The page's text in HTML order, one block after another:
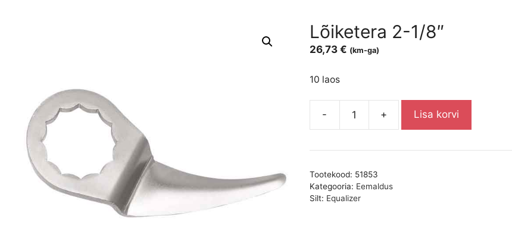
Lõiketera 2-1/8″
26,73 € (km-ga)
10 laos
-
1/8"
+ Lisa korvi
Tootekood: 51853
Kategooria: Eemaldus
Silt: Equalizer